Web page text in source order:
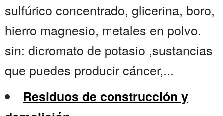
sulfúrico concentrado, glicerina, boro,
hierro magnesio, metales en polvo.
sin: dicromato de potasio ,sustancias
que puedes producir cáncer,...
Residuos de construcción y